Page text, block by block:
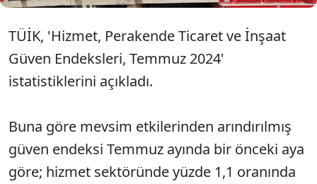
TÜİK, 'Hizmet, Perakende Ticaret ve İnşaat
Güven Endeksleri, Temmuz 2024'
istatistiklerini açıkladı.
Buna göre mevsim etkilerinden arındırılmış
güven endeksi Temmuz ayında bir önceki aya
göre; hizmet sektöründe yüzde 1,1 oranında